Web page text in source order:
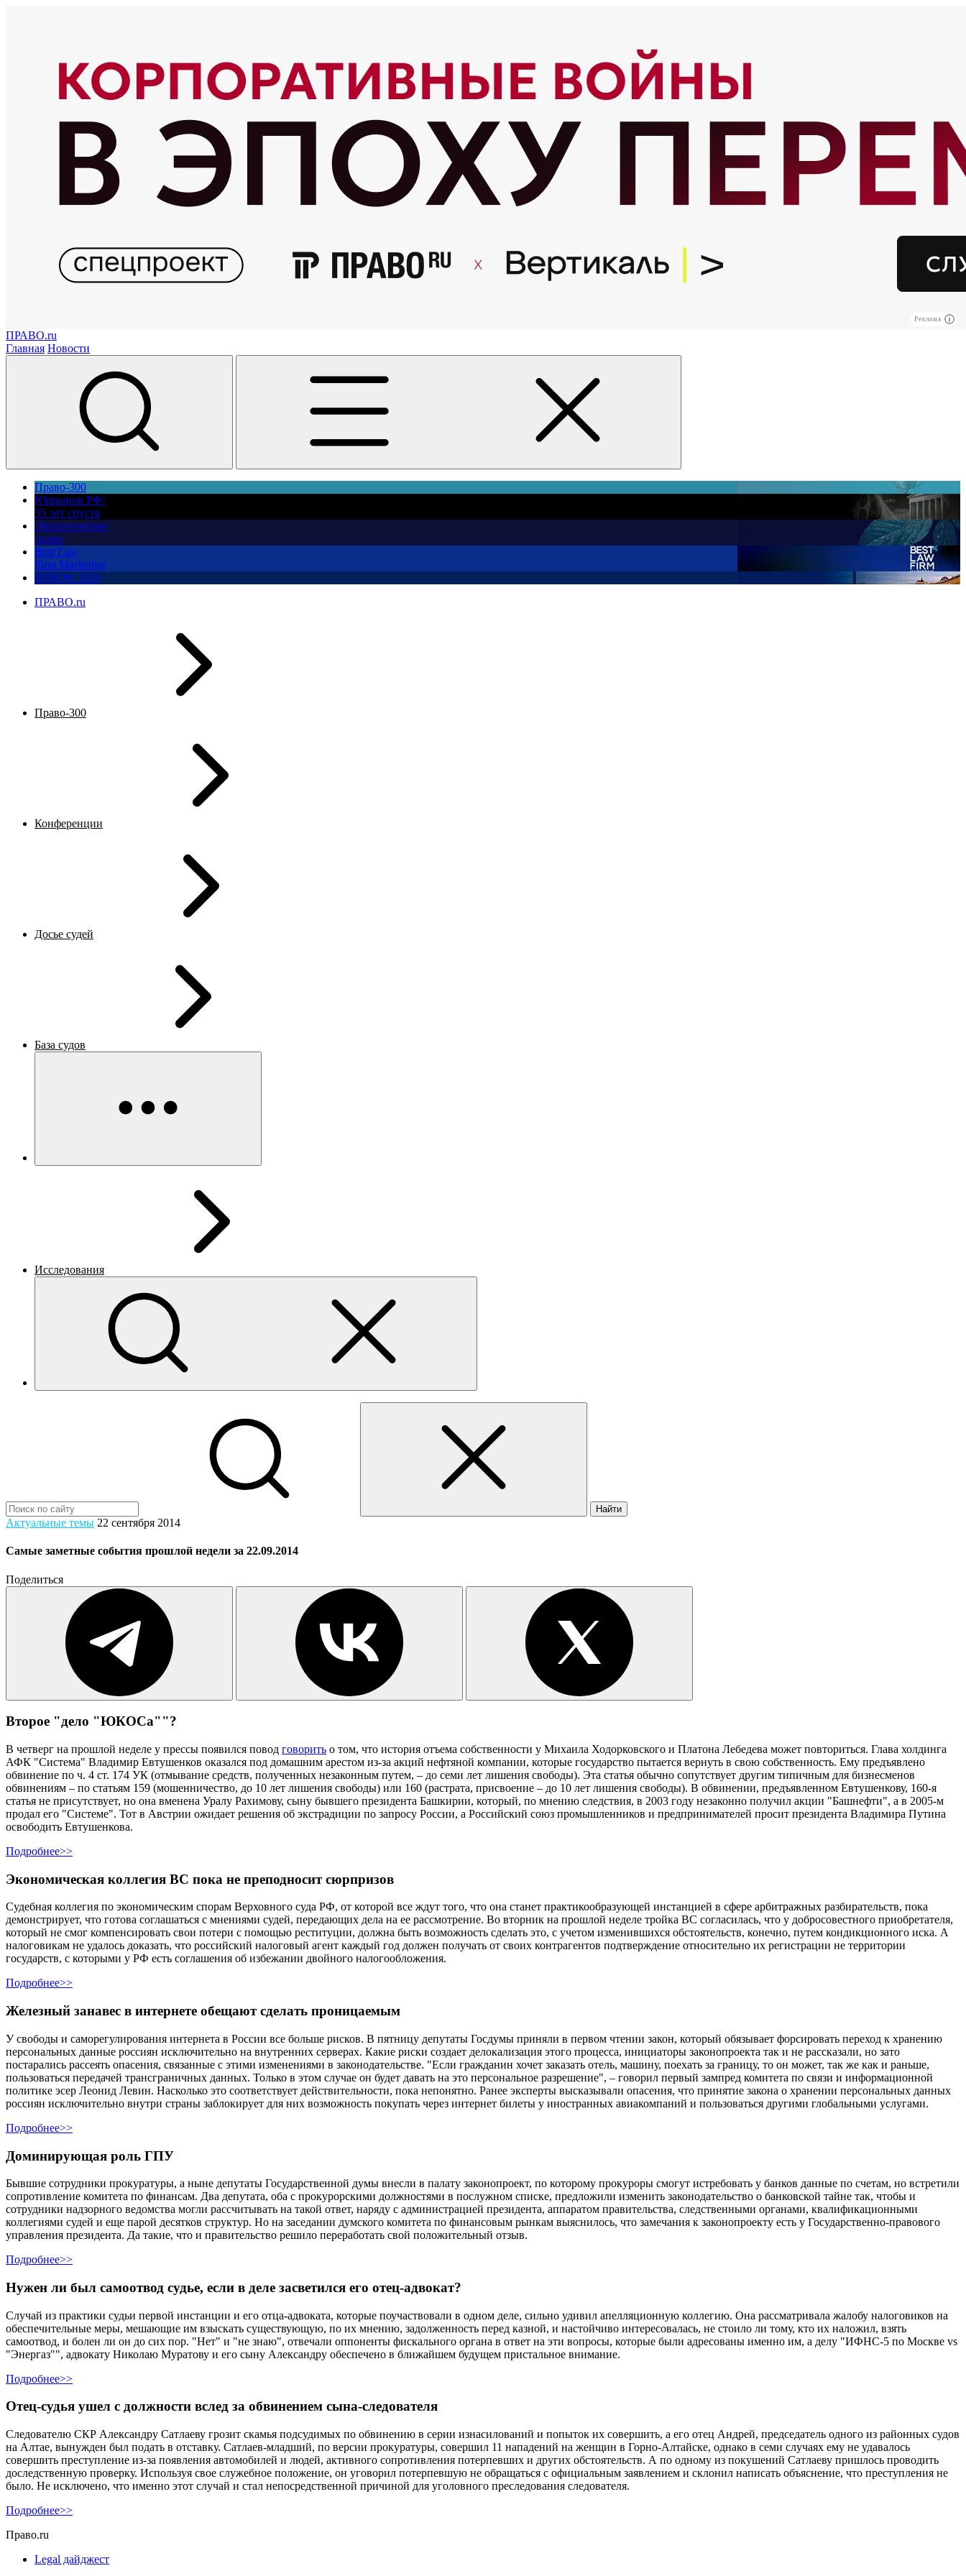
Реклама
ПРАВО.ru
Главная Новости
Право-300
Юррынок РФ:
35 лет спустя
Экологическое
право
Best Law
Firm Marketing
ПМЮФ 2026
ПРАВО.ru
Право-300
Конференции
Досье судей
База судов
Исследования
Найти
Актуальные темы 22 сентября 2014
Самые заметные события прошлой недели за 22.09.2014
Поделиться
Второе "дело "ЮКОСа""?
В четверг на прошлой неделе у прессы появился повод говорить о том, что история отъема собственности у Михаила Ходорковского и Платона Лебедева может повториться. Глава холдинга
АФК "Система" Владимир Евтушенков оказался под домашним арестом из-за акций нефтяной компании, которые государство пытается вернуть в свою собственность. Ему предъявлено
обвинение по ч. 4 ст. 174 УК (отмывание средств, полученных незаконным путем, – до семи лет лишения свободы). Эта статья обычно сопутствует другим типичным для бизнесменов
обвинениям – по статьям 159 (мошенничество, до 10 лет лишения свободы) или 160 (растрата, присвоение – до 10 лет лишения свободы). В обвинении, предъявленном Евтушенкову, 160-я
статья не присутствует, но она вменена Уралу Рахимову, сыну бывшего президента Башкирии, который, по мнению следствия, в 2003 году незаконно получил акции "Башнефти", а в 2005-м
продал его "Системе". Тот в Австрии ожидает решения об экстрадиции по запросу России, а Российский союз промышленников и предпринимателей просит президента Владимира Путина
освободить Евтушенкова.
Подробнее>>
Экономическая коллегия ВС пока не преподносит сюрпризов
Судебная коллегия по экономическим спорам Верховного суда РФ, от которой все ждут того, что она станет практикообразующей инстанцией в сфере арбитражных разбирательств, пока
демонстрирует, что готова соглашаться с мнениями судей, передающих дела на ее рассмотрение. Во вторник на прошлой неделе тройка ВС согласилась, что у добросовестного приобретателя,
который не смог компенсировать свои потери с помощью реституции, должна быть возможность сделать это, с учетом изменившихся обстоятельств, конечно, путем кондикционного иска. А
налоговикам не удалось доказать, что российский налоговый агент каждый год должен получать от своих контрагентов подтверждение относительно их регистрации не территории
государств, с которыми у РФ есть соглашения об избежании двойного налогообложения.
Подробнее>>
Железный занавес в интернете обещают сделать проницаемым
У свободы и саморегулирования интернета в России все больше рисков. В пятницу депутаты Госдумы приняли в первом чтении закон, который обязывает форсировать переход к хранению
персональных данные россиян исключительно на внутренних серверах. Какие риски создает делокализация этого процесса, инициаторы законопроекта так и не рассказали, но зато
постарались рассеять опасения, связанные с этими изменениями в законодательстве. "Если гражданин хочет заказать отель, машину, поехать за границу, то он может, так же как и раньше,
пользоваться передачей трансграничных данных. Только в этом случае он будет давать на это персональное разрешение", – говорил первый зампред комитета по связи и информационной
политике эсер Леонид Левин. Насколько это соответствует действительности, пока непонятно. Ранее эксперты высказывали опасения, что принятие закона о хранении персональных данных
россиян исключительно внутри страны заблокирует для них возможность покупать через интернет билеты у иностранных авиакомпаний и пользоваться другими глобальными услугами.
Подробнее>>
Доминирующая роль ГПУ
Бывшие сотрудники прокуратуры, а ныне депутаты Государственной думы внесли в палату законопроект, по которому прокуроры смогут истребовать у банков данные по счетам, но встретили
сопротивление комитета по финансам. Два депутата, оба с прокурорскими должностями в послужном списке, предложили изменить законодательство о банковской тайне так, чтобы и
сотрудники надзорного ведомства могли рассчитывать на такой ответ, наряду с администрацией президента, аппаратом правительства, следственными органами, квалификационными
коллегиями судей и еще парой десятков структур. Но на заседании думского комитета по финансовым рынкам выяснилось, что замечания к законопроекту есть у Государственно-правового
управления президента. Да такие, что и правительство решило переработать свой положительный отзыв.
Подробнее>>
Нужен ли был самоотвод судье, если в деле засветился его отец-адвокат?
Случай из практики судьи первой инстанции и его отца-адвоката, которые поучаствовали в одном деле, сильно удивил апелляционную коллегию. Она рассматривала жалобу налоговиков на
обеспечительные меры, мешающие им взыскать существующую, по их мнению, задолженность перед казной, и настойчиво интересовалась, не стоило ли тому, кто их наложил, взять
самоотвод, и болен ли он до сих пор. "Нет" и "не знаю", отвечали оппоненты фискального органа в ответ на эти вопросы, которые были адресованы именно им, а делу "ИФНС-5 по Москве vs
"Энергаз"", адвокату Николаю Муратову и его сыну Александру обеспечено в ближайшем будущем пристальное внимание.
Подробнее>>
Отец-судья ушел с должности вслед за обвинением сына-следователя
Следователю СКР Александру Сатлаеву грозит скамья подсудимых по обвинению в серии изнасилований и попыток их совершить, а его отец Андрей, председатель одного из районных судов
на Алтае, вынужден был подать в отставку. Сатлаев-младший, по версии прокуратуры, совершил 11 нападений на женщин в Горно-Алтайске, однако в семи случаях ему не удавалось
совершить преступление из-за появления автомобилей и людей, активного сопротивления потерпевших и других обстоятельств. А по одному из покушений Сатлаеву пришлось проводить
доследственную проверку. Используя свое служебное положение, он уговорил потерпевшую не обращаться с официальным заявлением и склонил написать объяснение, что преступления не
было. Не исключено, что именно этот случай и стал непосредственной причиной для уголовного преследования следователя.
Подробнее>>
Право.ru
Legal дайджест